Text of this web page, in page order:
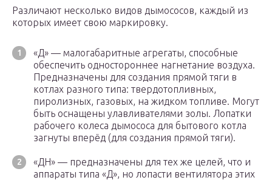
Различают несколько видов дымососов, каждый из
которых имеет свою маркировку.
«Д» — малогабаритные агрегаты, способные
обеспечить одностороннее нагнетание воздуха.
Предназначены для создания прямой тяги в
котлах разного типа: твердотопливных,
пиролизных, газовых, на жидком топливе. Могут
быть оснащены улавливателями золы. Лопатки
рабочего колеса дымососа для бытового котла
загнуты вперёд (для создания прямой тяги).
«ДН» — предназначены для тех же целей, что и
аппараты типа «Д», но лопасти вентилятора этих